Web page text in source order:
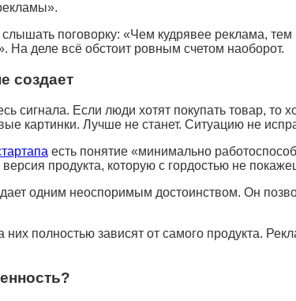
поговорку: «Чем кудрявее реклама,
На деле всё обстоит ровным счетом наоборот.
создает
сигнала. Если люди хотят покупать товар,
картинки. Лучше не станет. Ситуацию не
есть понятие «минимально
продукта, которую с гордостью не
одним неоспоримым достоинством. Он
полностью зависят от самого продукта.